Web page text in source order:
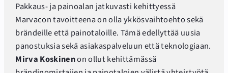
Pakkaus- ja painoalan jatkuvasti kehittyessä
Marvacon tavoitteena on olla ykkösvaihtoehto sekä
brändeille että painotaloille. Tämä edellyttää uusia
panostuksia sekä asiakaspalveluun että teknologiaan.
Mirva Koskinenon ollut kehittämässä